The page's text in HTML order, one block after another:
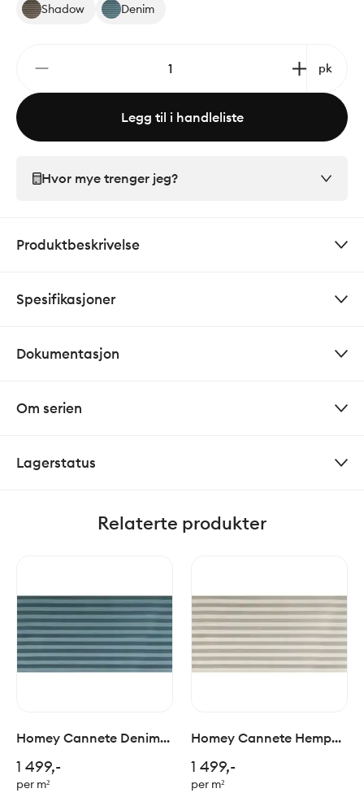
Shadow Denim
pk
Legg til i handleliste
Hvor mye trenger jeg?
Produktbeskrivelse
Spesifikasjoner
Dokumentasjon
Om serien
Lagerstatus
Relaterte produkter
Homey Cannete Denim
1 499,-
per m²
Homey Cannete Hemp
1 499,-
per m²